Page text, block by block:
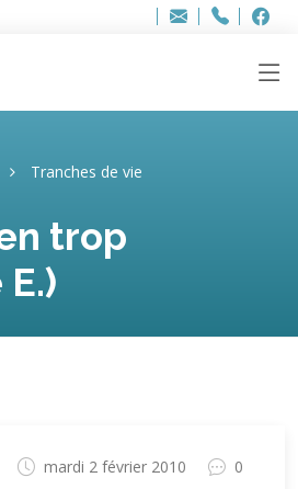
Adresse
info..hâthe..
Tel.
Tel.
Tranches de vie
trop
mardi 2 février 2010 0